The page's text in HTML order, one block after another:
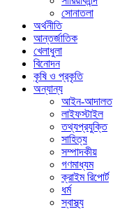
সোনাতলা
অর্থনীতি
আন্তর্জাতিক
খেলাধুলা
বিনোদন
কৃষি ও প্রকৃতি
অন্যান্য
আইন-আদালত
লাইফস্টাইল
তথ্যপ্রযুক্তি
সাহিত্য
সম্পাদকীয়
গণমাধ্যম
ক্রাইম রিপোর্ট
ধর্ম
স্বাস্থ্য